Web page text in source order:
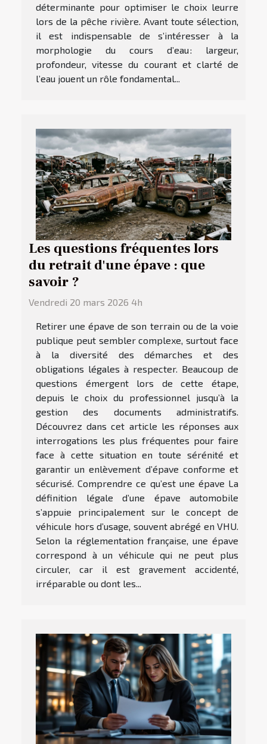
déterminante pour optimiser le choix leurre
lors de la pêche rivière. Avant toute sélection,
il est indispensable de s’intéresser à la
morphologie du cours d’eau : largeur,
profondeur, vitesse du courant et clarté de
l’eau jouent un rôle fondamental...
Les questions fréquentes lors
du retrait d'une épave : que
savoir ?
Vendredi 20 mars 2026 4h
Retirer une épave de son terrain ou de la voie
publique peut sembler complexe, surtout face
à la diversité des démarches et des
obligations légales à respecter. Beaucoup de
questions émergent lors de cette étape,
depuis le choix du professionnel jusqu’à la
gestion des documents administratifs.
Découvrez dans cet article les réponses aux
interrogations les plus fréquentes pour faire
face à cette situation en toute sérénité et
garantir un enlèvement d’épave conforme et
sécurisé. Comprendre ce qu’est une épave La
définition légale d’une épave automobile
s’appuie principalement sur le concept de
véhicule hors d’usage, souvent abrégé en VHU.
Selon la réglementation française, une épave
correspond à un véhicule qui ne peut plus
circuler, car il est gravement accidenté,
irréparable ou dont les...